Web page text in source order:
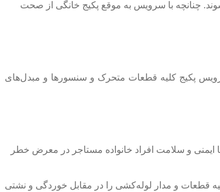
چنانچه با سرویس به موقع پکیج خانگی از صحت
پکیج کلیه قطعات متحرک و سنسورها و مبدل‌های
ایمنی و سلامت افراد خانواده مستاجر در معرض خطر
قطعات و مدار لوله‌کشی را در مقابل خوردگی و نشتی